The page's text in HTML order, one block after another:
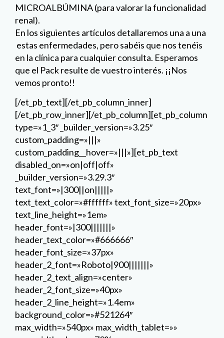
MICROALBÚMINA (para valorar la funcionalidad
renal).
En los siguientes artículos detallaremos una a una
estas enfermedades, pero sabéis que nos tenéis
en la clínica para cualquier consulta. Esperamos
que el Pack resulte de vuestro interés. ¡¡Nos
vemos pronto!!
[/et_pb_text][/et_pb_column_inner]
[/et_pb_row_inner][/et_pb_column][et_pb_column
type=»1_3″ _builder_version=»3.25″
custom_padding=»|||»
custom_padding__hover=»|||»][et_pb_text
disabled_on=»on|off|off»
_builder_version=»3.29.3″
text_font=»|300||on|||||»
text_text_color=»#ffffff» text_font_size=»20px»
text_line_height=»1em»
header_font=»|300|||||||»
header_text_color=»#666666″
header_font_size=»37px»
header_2_font=»Roboto|900|||||||»
header_2_text_align=»center»
header_2_font_size=»40px»
header_2_line_height=»1.4em»
background_color=»#521264″
max_width=»540px» max_width_tablet=»»